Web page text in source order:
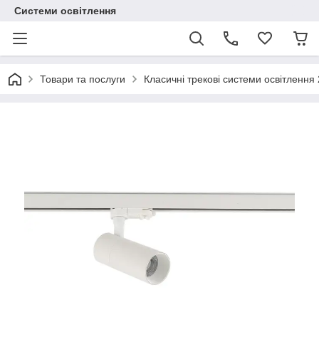
Системи освітлення
Товари та послуги Класичні трекові системи